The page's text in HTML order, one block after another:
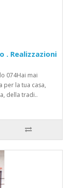
. Realizzazioni
074Hai mai
per la tua casa,
della tradi..